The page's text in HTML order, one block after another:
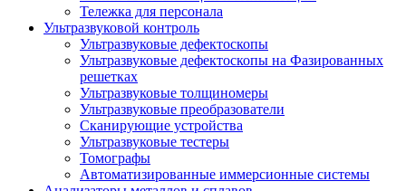
Тележка для персонала
Ультразвуковой контроль
Ультразвуковые дефектоскопы
Ультразвуковые дефектоскопы на Фазированных
решетках
Ультразвуковые толщиномеры
Ультразвуковые преобразователи
Сканирующие устройства
Ультразвуковые тестеры
Томографы
Автоматизированные иммерсионные системы